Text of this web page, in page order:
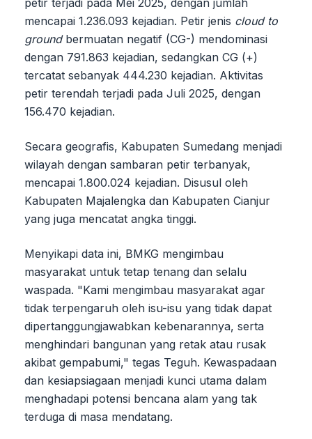
mencapai 1.236.093 kejadian. Petir jenis cloud to
groundbermuatan negatif (CG-) mendominasi
dengan 791.863 kejadian, sedangkan CG (+)
tercatat sebanyak 444.230 kejadian. Aktivitas
petir terendah terjadi pada Juli 2025, dengan
156.470 kejadian.
Secara geografis, Kabupaten Sumedang menjadi
wilayah dengan sambaran petir terbanyak,
mencapai 1.800.024 kejadian. Disusul oleh
Kabupaten Majalengka dan Kabupaten Cianjur
yang juga mencatat angka tinggi.
Menyikapi data ini, BMKG mengimbau
masyarakat untuk tetap tenang dan selalu
waspada. "Kami mengimbau masyarakat agar
tidak terpengaruh oleh isu-isu yang tidak dapat
dipertanggungjawabkan kebenarannya, serta
menghindari bangunan yang retak atau rusak
akibat gempabumi," tegas Teguh. Kewaspadaan
dan kesiapsiagaan menjadi kunci utama dalam
menghadapi potensi bencana alam yang tak
terduga di masa mendatang.